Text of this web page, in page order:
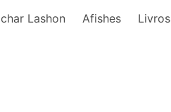
Lashon Afishes Livros